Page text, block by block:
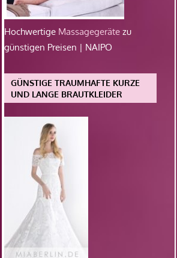
Hochwertige Massagegeräte zu
günstigen Preisen | NAIPO
GÜNSTIGE TRAUMHAFTE KURZE
UND LANGE BRAUTKLEIDER